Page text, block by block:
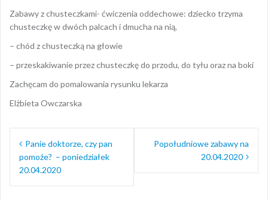
Zabawy z chusteczkami- ćwiczenia oddechowe: dziecko trzyma
chusteczkę w dwóch palcach i dmucha na nią,
– chód z chusteczką na głowie
– przeskakiwanie przez chusteczkę do przodu, do tyłu oraz na boki
Zachęcam do pomalowania rysunku lekarza
Elżbieta Owczarska
Nawigacja
wpisu
Panie doktorze, czy pan
pomoże? – poniedziałek
20.04.2020
Popołudniowe zabawy na
20.04.2020